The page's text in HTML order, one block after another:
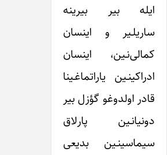
ایله بیر بیرینه
ساریلـیر و اینسان
کمالی‌‌نـین، اینسان
ادراکینـین یاراتماغـینا
قادر اولدوغو گؤزل بیر
دونیانـین پارلاق
سیماسینـین بدیعی